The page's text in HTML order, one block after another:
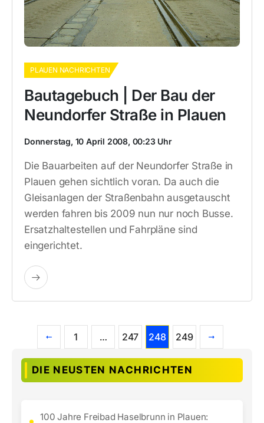
PLAUEN NACHRICHTEN
Bautagebuch | Der Bau der
Neundorfer Straße in Plauen
Donnerstag, 10 April 2008, 00:23 Uhr
Die Bauarbeiten auf der Neundorfer Straße in
Plauen gehen sichtlich voran. Da auch die
Gleisanlagen der Straßenbahn ausgetauscht
werden fahren bis 2009 nun nur noch Busse.
Ersatzhaltestellen und Fahrpläne sind
eingerichtet.
1 … 247 248 249
DIE NEUSTEN NACHRICHTEN
100 Jahre Freibad Haselbrunn in Plauen: